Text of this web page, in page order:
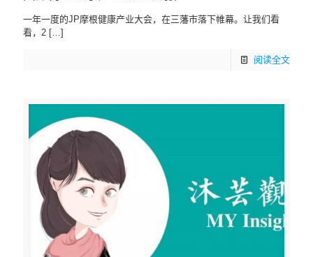
一年一度的JP摩根健康产业大会，在三藩市落下帷幕。让我们看
看，2 […]
阅读全文